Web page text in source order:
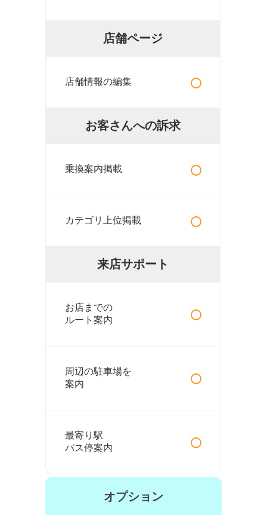
店舗ページ
店舗情報の編集 ○
お客さんへの訴求
乗換案内掲載 ○
カテゴリ上位掲載 ○
来店サポート
お店までの
ルート案内
○
周辺の駐車場を
案内
○
最寄り駅
バス停案内
○
オプション